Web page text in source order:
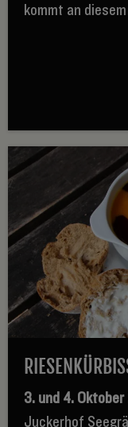
kommt an
3. und 4.
Juckerhof